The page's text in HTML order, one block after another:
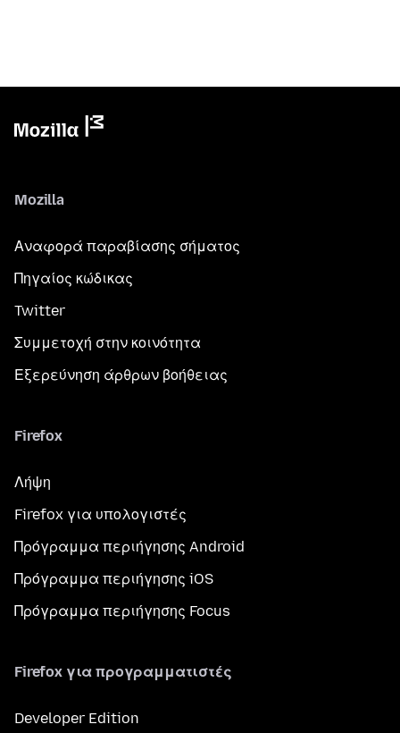
Mozilla
Αναφορά παραβίασης σήματος
Πηγαίος κώδικας
Twitter
Συμμετοχή στην κοινότητα
Εξερεύνηση άρθρων βοήθειας
Firefox
Λήψη
Firefox για υπολογιστές
Πρόγραμμα περιήγησης Android
Πρόγραμμα περιήγησης iOS
Πρόγραμμα περιήγησης Focus
Firefox για προγραμματιστές
Developer Edition